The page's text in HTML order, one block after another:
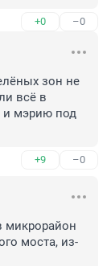
+0 –0
зон не
всё в
и мэрию под
+9 –0
микрорайон
моста, из-